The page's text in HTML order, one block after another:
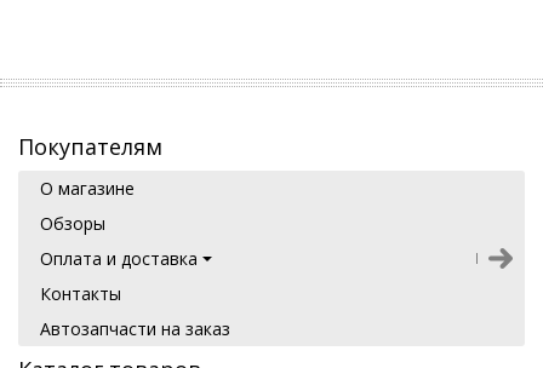
Покупателям
О магазине
Обзоры
Оплата и доставка
Контакты
Автозапчасти на заказ